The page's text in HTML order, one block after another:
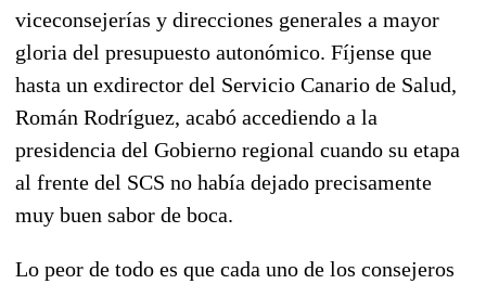
viceconsejerías y direcciones generales a mayor
gloria del presupuesto autonómico. Fíjense que
hasta un exdirector del Servicio Canario de Salud,
Román Rodríguez, acabó accediendo a la
presidencia del Gobierno regional cuando su etapa
al frente del SCS no había dejado precisamente
muy buen sabor de boca.
Lo peor de todo es que cada uno de los consejeros